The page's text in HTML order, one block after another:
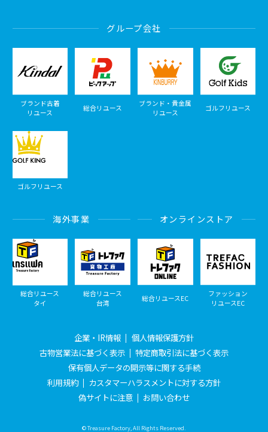
グループ会社
ブランド古着
リユース
総合リユース
ブランド・貴金属
リユース
ゴルフリユース
ゴルフリユース
海外事業
総合リユース
タイ
総合リユース
台湾
オンラインストア
総合リユースEC
ファッション
リユースEC
企業・IR情報
個人情報保護方針
古物営業法に基づく表示
特定商取引法に基づく表示
保有個人データの開示等に関する手続
利用規約
カスタマーハラスメントに対する方針
偽サイトに注意
お問い合わせ
© Treasure Factory, All Rights Reserved.